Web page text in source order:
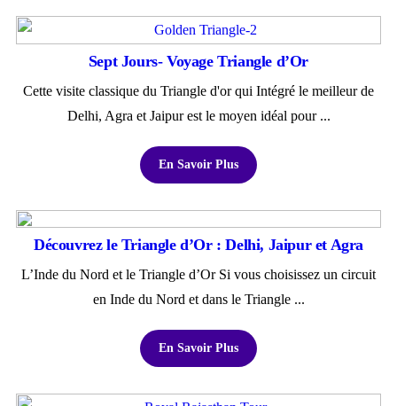
Sept Jours- Voyage Triangle d’Or
Cette visite classique du Triangle d'or qui Intégré le meilleur de
Delhi, Agra et Jaipur est le moyen idéal pour ...
En Savoir Plus
Découvrez le Triangle d’Or : Delhi, Jaipur et Agra
L’Inde du Nord et le Triangle d’Or Si vous choisissez un circuit
en Inde du Nord et dans le Triangle ...
En Savoir Plus